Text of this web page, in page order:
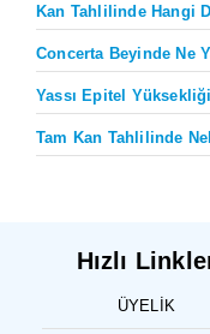
Kan Tahlilinde Hangi
Concerta Beyinde Ne
Yassı Epitel
Tam Kan Tahlilinde
Hızlı
ÜYELIK